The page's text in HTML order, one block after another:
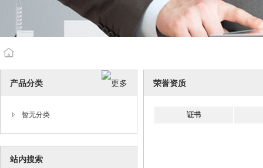
产品分类
暂无分类
站内搜索
荣誉资质
证书